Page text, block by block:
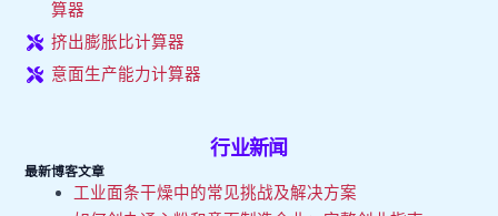
算器
挤出膨胀比计算器
意面生产能力计算器
行业新闻
最新博客文章
工业面条干燥中的常见挑战及解决方案